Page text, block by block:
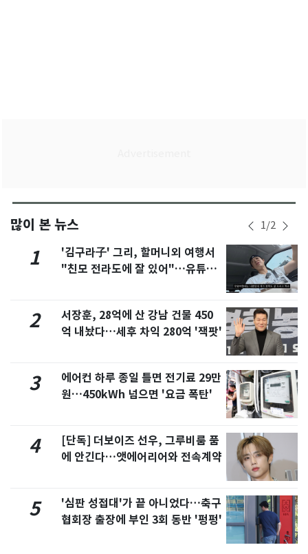
많이 본 뉴스 1/2
1
'김구라子' 그리, 할머니외 여행서
"친모 전라도에 잘 있어"…유튜브
2
서장훈, 28억에 산 강남 건물 450
억 내놨다…세후 차익 280억 '잭팟'
3
에어컨 하루 종일 틀면 전기료 29만
원…450kWh 넘으면 '요금 폭탄'
4
[단독] 더보이즈 선우, 그루비룸 품
에 안긴다…앳에어리어와 전속계약
5
'심판 성접대'가 끝 아니었다…축구
협회장 출장에 부인 3회 동반 '펑펑'